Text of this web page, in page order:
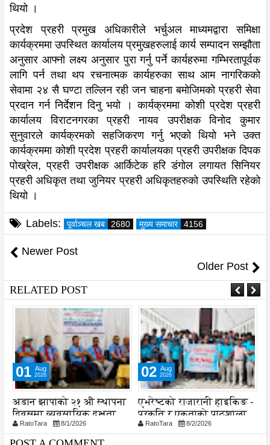
थियो ।
प्रदेश प्रहरी प्रमुख अधिकारीले भर्चुअल माध्यमद्वारा समिक्षा
कार्यक्रममा उपस्थित कार्यालय प्रमुखहरुलाई कार्य सम्पादन सम्झौता
अनुसार आफ्नो लक्ष्य अनुसार पुरा गर्नु पर्ने कार्यहरुमा गम्भिरतापूर्वक
लागि पर्न तथा थप रचनात्मक कार्यहरुका साथ आम नागरिकको
सेवामा २४ सै घण्टा तल्लिन रही जन चाहना बमोजिमको प्रहरी सेवा
प्रदान गर्न निर्देशन दिनु भयो । कार्यक्रममा कोशी प्रदेश प्रहरी
कार्यालय विराटनगरका प्रहरी नायव उपरीक्षक विनोद कुमार
सुनुवारले कार्यक्रमको सहजिकरण गर्नु भएको थियो भने उक्त
कार्यक्रममा कोशी प्रदेश प्रहरी कार्यालयका प्रहरी उपरीक्षक दिपक
पोख्रेल, प्रहरी उपरीक्षक आर्किटेक हरि डंगोल लगायत सिनियर
प्रहरी अधिकृत तथा जुनियर प्रहरी अधिकृतहरुको उपस्थिति रहेको
थियो ।
Labels: पूर्वाञ्चल खब 2680 मुख्य समाचार 4156
Newer Post
Older Post
RELATED POST
01 Aug
2026
अडान झापाको २१ औ स्थापना
दिवसमा व्यवसायिक दक्षता,
विश्वसनीयता र गुणस्तरमा
जोड
RatoTara 8/1/2026
02 Aug
2026
एभरेष्टको राजारानी हाइकिङ -
प्रकृति र एकताको पाठशाला
RatoTara 8/2/2026